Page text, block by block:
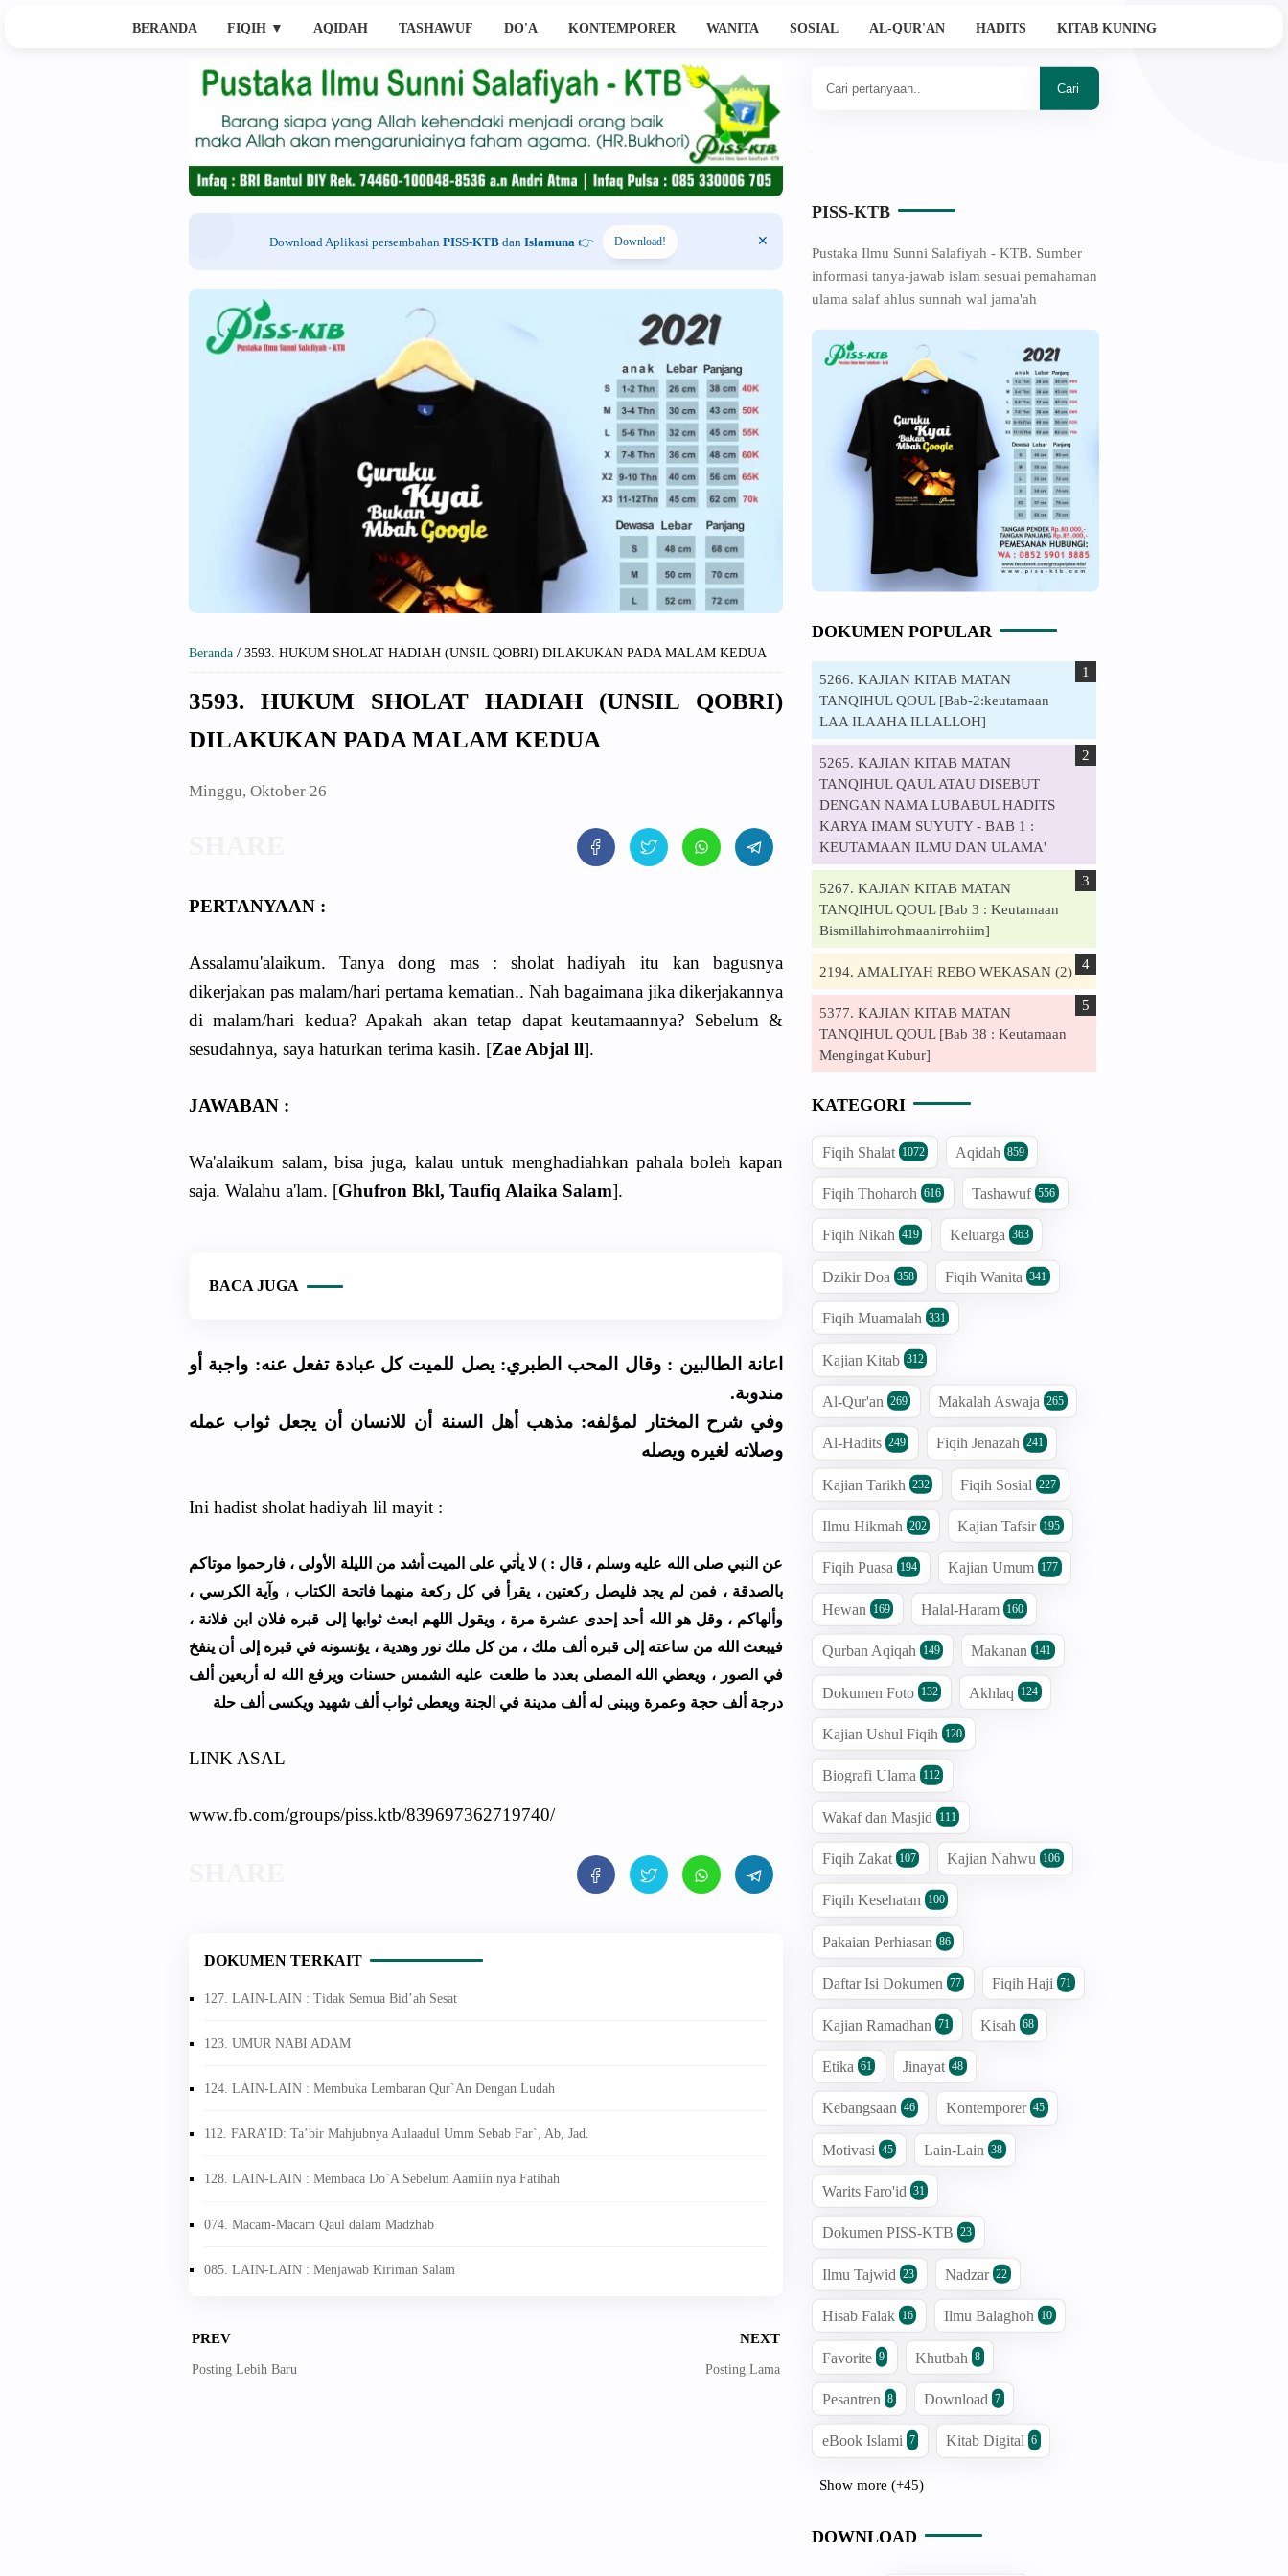
BERANDA FIQIH ▼ AQIDAH TASHAWUF DO'A KONTEMPORER WANITA SOSIAL AL-QUR'AN HADITS KITAB KUNING
Download Aplikasi persembahan PISS-KTBdan Islamuna 👉 Download!
Beranda / 3593. HUKUM SHOLAT HADIAH (UNSIL QOBRI) DILAKUKAN PADA MALAM KEDUA
3593. HUKUM SHOLAT HADIAH (UNSIL QOBRI)
DILAKUKAN PADA MALAM KEDUA
Minggu, Oktober 26
PERTANYAAN :
Assalamu'alaikum. Tanya dong mas : sholat hadiyah itu kan bagusnya
dikerjakan pas malam/hari pertama kematian.. Nah bagaimana jika dikerjakannya
di malam/hari kedua? Apakah akan tetap dapat keutamaannya? Sebelum &
sesudahnya, saya haturkan terima kasih. [Zae Abjal ll].
JAWABAN :
Wa'alaikum salam, bisa juga, kalau untuk menghadiahkan pahala boleh kapan
saja. Walahu a'lam. [Ghufron Bkl, Taufiq Alaika Salam].
BACA JUGA
اعانة الطالبين : وقال المحب الطبري: يصل للميت كل عبادة تفعل عنه: واجبة أو
مندوبة.
وفي شرح المختار لمؤلفه: مذهب أهل السنة أن للانسان أن يجعل ثواب عمله
وصلاته لغيره ويصله
Ini hadist sholat hadiyah lil mayit :
ﻋﻦ ﺍﻟﻨﺒﻲ ﺻﻠﻰ ﺍﻟﻠﻪ ﻋﻠﻴﻪ ﻭﺳﻠﻢ ، ﻗﺎﻝ : ) ﻻ ﻳﺄﺗﻲ ﻋﻠﻰ ﺍﻟﻤﻴﺖ ﺃﺷﺪ ﻣﻦ ﺍﻟﻠﻴﻠﺔ ﺍﻷﻭﻟﻰ ، ﻓﺎﺭﺣﻤﻮﺍ ﻣﻮﺗﺎﻛﻢ
ﺑﺎﻟﺼﺪﻗﺔ ، ﻓﻤﻦ ﻟﻢ ﻳﺠﺪ ﻓﻠﻴﺼﻞ ﺭﻛﻌﺘﻴﻦ ، ﻳﻘﺮﺃ ﻓﻲ ﻛﻞ ﺭﻛﻌﺔ ﻣﻨﻬﻤﺎ ﻓﺎﺗﺤﺔ ﺍﻟﻜﺘﺎﺏ ، ﻭﺁﻳﺔ ﺍﻟﻜﺮﺳﻲ ،
ﻭﺃﻟﻬﺎﻛﻢ ، ﻭﻗﻞ ﻫﻮ ﺍﻟﻠﻪ ﺃﺣﺪ ﺇﺣﺪﻯ ﻋﺸﺮﺓ ﻣﺮﺓ ، ﻭﻳﻘﻮﻝ ﺍﻟﻠﻬﻢ ﺍﺑﻌﺚ ﺛﻮﺍﺑﻬﺎ ﺇﻟﻰ ﻗﺒﺮﻩ ﻓﻼﻥ ﺍﺑﻦ ﻓﻼﻧﺔ ،
ﻓﻴﺒﻌﺚ ﺍﻟﻠﻪ ﻣﻦ ﺳﺎﻋﺘﻪ ﺇﻟﻰ ﻗﺒﺮﻩ ﺃﻟﻒ ﻣﻠﻚ ، ﻣﻦ ﻛﻞ ﻣﻠﻚ ﻧﻮﺭ ﻭﻫﺪﻳﺔ ، ﻳﺆﻧﺴﻮﻧﻪ ﻓﻲ ﻗﺒﺮﻩ ﺇﻟﻰ ﺃﻥ ﻳﻨﻔﺦ
ﻓﻲ ﺍﻟﺼﻮﺭ ، ﻭﻳﻌﻄﻲ ﺍﻟﻠﻪ ﺍﻟﻤﺼﻠﻰ ﺑﻌﺪﺩ ﻣﺎ ﻃﻠﻌﺖ ﻋﻠﻴﻪ ﺍﻟﺸﻤﺲ ﺣﺴﻨﺎﺕ ﻭﻳﺮﻓﻊ ﺍﻟﻠﻪ ﻟﻪ ﺃﺭﺑﻌﻴﻦ ﺃﻟﻒ
ﺩﺭﺟﺔ ﺃﻟﻒ ﺣﺠﺔ ﻭﻋﻤﺮﺓ ﻭﻳﺒﻨﻰ ﻟﻪ ﺃﻟﻒ ﻣﺪﻳﻨﺔ ﻓﻲ ﺍﻟﺠﻨﺔ ﻭﻳﻌﻄﻰ ﺛﻮﺍﺏ ﺃﻟﻒ ﺷﻬﻴﺪ ﻭﻳﻜﺴﻰ ﺃﻟﻒ ﺣﻠﺔ
LINK ASAL
www.fb.com/groups/piss.ktb/839697362719740/
DOKUMEN TERKAIT
127. LAIN-LAIN : Tidak Semua Bid’ah Sesat
123. UMUR NABI ADAM
124. LAIN-LAIN : Membuka Lembaran Qur`An Dengan Ludah
112. FARA’ID: Ta’bir Mahjubnya Aulaadul Umm Sebab Far`, Ab, Jad.
128. LAIN-LAIN : Membaca Do`A Sebelum Aamiin nya Fatihah
074. Macam-Macam Qaul dalam Madzhab
085. LAIN-LAIN : Menjawab Kiriman Salam
PREV
Posting Lebih Baru
NEXT
Posting Lama
PISS-KTB
Pustaka Ilmu Sunni Salafiyah - KTB. Sumber
informasi tanya-jawab islam sesuai pemahaman
ulama salaf ahlus sunnah wal jama'ah
DOKUMEN POPULAR
5266. KAJIAN KITAB MATAN
TANQIHUL QOUL [Bab-2:keutamaan
LAA ILAAHA ILLALLOH]
5265. KAJIAN KITAB MATAN
TANQIHUL QAUL ATAU DISEBUT
DENGAN NAMA LUBABUL HADITS
KARYA IMAM SUYUTY - BAB 1 :
KEUTAMAAN ILMU DAN ULAMA'
5267. KAJIAN KITAB MATAN
TANQIHUL QOUL [Bab 3 : Keutamaan
Bismillahirrohmaanirrohiim]
2194. AMALIYAH REBO WEKASAN (2)
5377. KAJIAN KITAB MATAN
TANQIHUL QOUL [Bab 38 : Keutamaan
Mengingat Kubur]
KATEGORI
Fiqih Shalat 1072 Aqidah 859
Fiqih Thoharoh 616 Tashawuf 556
Fiqih Nikah 419 Keluarga 363
Dzikir Doa 358 Fiqih Wanita 341
Fiqih Muamalah 331
Kajian Kitab 312
Al-Qur'an 269 Makalah Aswaja 265
Al-Hadits 249 Fiqih Jenazah 241
Kajian Tarikh 232 Fiqih Sosial 227
Ilmu Hikmah 202 Kajian Tafsir 195
Fiqih Puasa 194 Kajian Umum 177
Hewan 169 Halal-Haram 160
Qurban Aqiqah 149 Makanan 141
Dokumen Foto 132 Akhlaq 124
Kajian Ushul Fiqih 120
Biografi Ulama 112
Wakaf dan Masjid 111
Fiqih Zakat 107 Kajian Nahwu 106
Fiqih Kesehatan 100
Pakaian Perhiasan 86
Daftar Isi Dokumen 77 Fiqih Haji 71
Kajian Ramadhan 71 Kisah 68
Etika 61 Jinayat 48
Kebangsaan 46 Kontemporer 45
Motivasi 45 Lain-Lain 38
Warits Faro'id 31
Dokumen PISS-KTB 23
Ilmu Tajwid 23 Nadzar 22
Hisab Falak 16 Ilmu Balaghoh 10
Favorite 9 Khutbah 8
Pesantren 8 Download 7
eBook Islami 7 Kitab Digital 6
Show more (+45)
DOWNLOAD